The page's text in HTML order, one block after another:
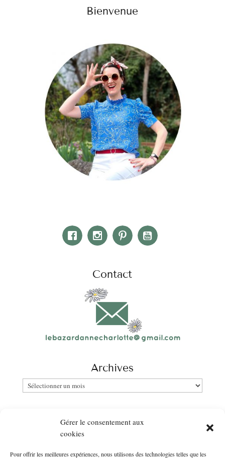
Gérer le consentement aux
cookies
Pour offrir les meilleures expériences, nous utilisons des technologies telles que les
Bienvenue
Contact
Archives
Archives